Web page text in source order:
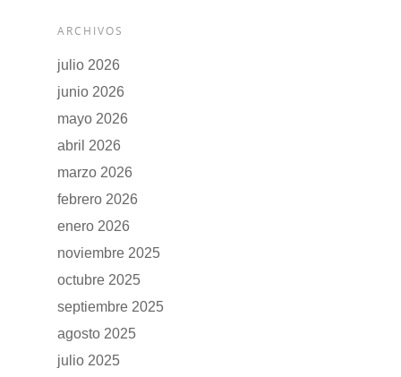
ARCHIVOS
julio 2026
junio 2026
mayo 2026
abril 2026
marzo 2026
febrero 2026
enero 2026
noviembre 2025
octubre 2025
septiembre 2025
agosto 2025
julio 2025